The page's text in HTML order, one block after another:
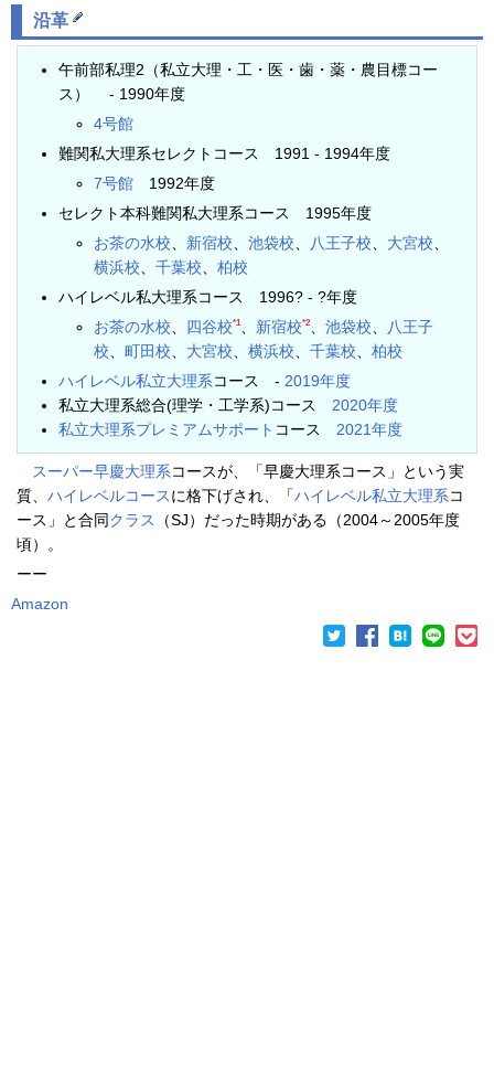
沿革
午前部私理2（私立大理・工・医・歯・薬・農目標コー
ス） - 1990年度
4号館
難関私大理系セレクトコース 1991 - 1994年度
7号館 1992年度
セレクト本科難関私大理系コース 1995年度
お茶の水校、 新宿校、 池袋校、 八王子校、 大宮校、
横浜校、 千葉校、 柏校
ハイレベル私大理系コース 1996? - ?年度
お茶の水校、 四谷校*1、 新宿校*2、 池袋校、
八王子
校、 町田校、 大宮校、 横浜校、 千葉校、 柏校
ハイレベル私立大理系コース - 2019年度
私立大理系総合(理学・工学系)コース 2020年度
私立大理系プレミアムサポート コース 2021年度
スーパー早慶大理系コースが、「早慶大理系コース」という実
質、 ハイレベルコースに格下げされ、「ハイレベル私立大理系コ
ース」と合同クラス
（SJ）だった時期がある（2004～2005年度
頃）。
ーー
Amazon